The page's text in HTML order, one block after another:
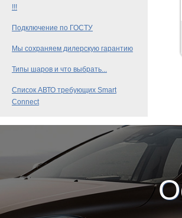
!!!
Подключение по ГОСТУ
Мы сохраняем дилерскую гарантию
Типы шаров и что выбрать...
Список АВТО требующих Smart
Connect